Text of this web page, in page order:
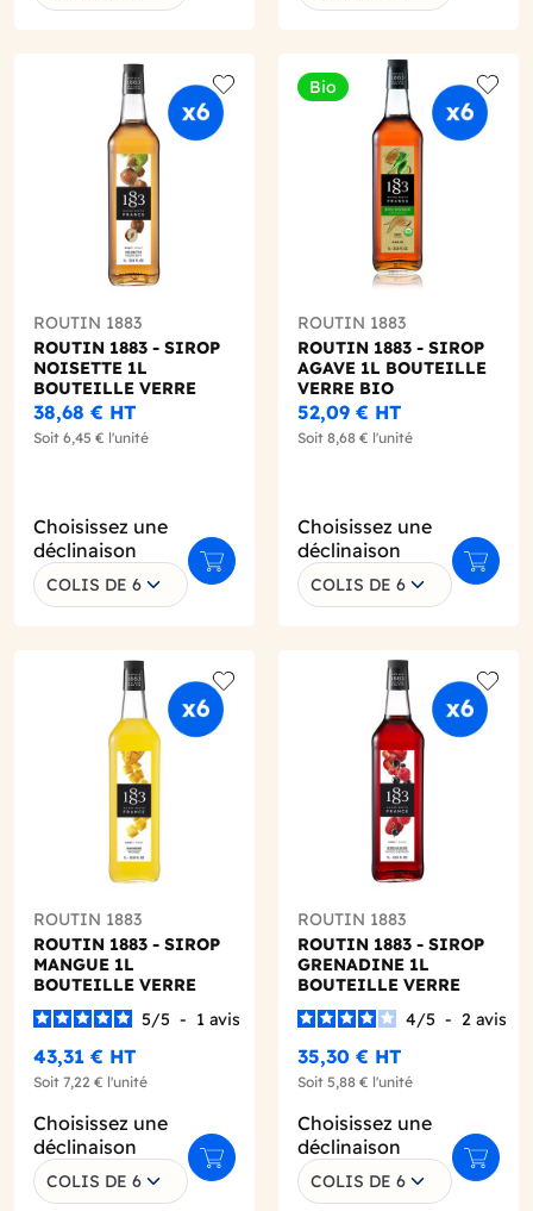
au panier
Add to wishlist
ROUTIN 1883
ROUTIN 1883 - SIROP
NOISETTE 1L
BOUTEILLE VERRE
38,68 € HT
Soit6,45 € l'unité
Choisissez une
déclinaison
COLIS DE 6
Ajouter au panier
Bio
Add
ROUTIN 1883
ROUTIN 1883 - SIROP
AGAVE 1L BOUTEILLE
VERRE BIO
52,09 € HT
Soit 8,68 € l'unité
Choisissez une
déclinaison
COLIS DE 6
au panier
Add to wishlist
ROUTIN 1883
ROUTIN 1883 - SIROP
MANGUE 1L
BOUTEILLE VERRE
5/5 - 1avis
43,31 € HT
Soit7,22 € l'unité
Choisissez une
déclinaison
COLIS DE 6
Ajouter au panier
Add
ROUTIN 1883
ROUTIN 1883 - SIROP
GRENADINE 1L
BOUTEILLE VERRE
4/5 - 2 avis
35,30 € HT
Soit 5,88 € l'unité
Choisissez une
déclinaison
COLIS DE 6